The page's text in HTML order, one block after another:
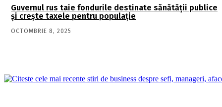
Guvernul rus taie fondurile destinate sănătății publice
și crește taxele pentru populație
OCTOMBRIE 8, 2025